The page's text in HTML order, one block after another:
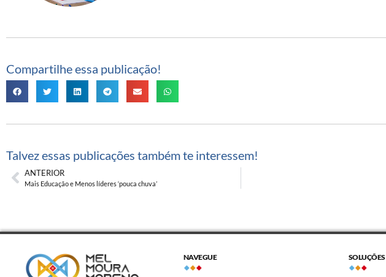
Compartilhe essa publicação!
Talvez essas publicações também te interessem!
ANTERIOR
Mais Educação e Menos líderes ‘pouca chuva’
NAVEGUE SOLUÇÕES